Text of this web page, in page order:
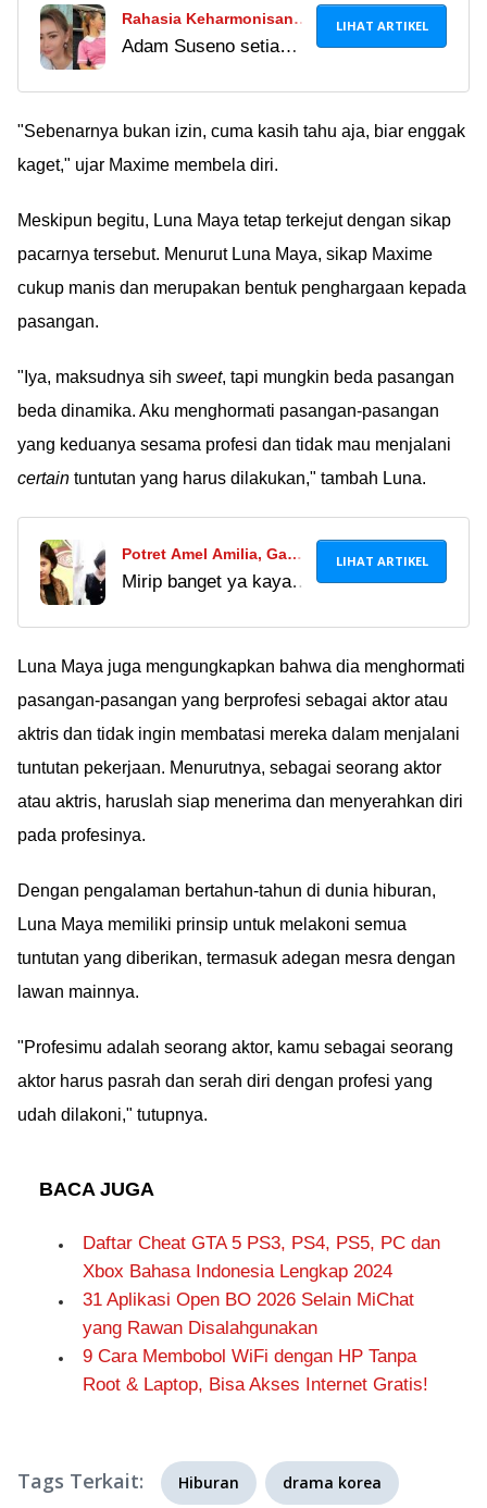
Rahasia Keharmonisan
Inul Daratista dan Adam
Adam Suseno setia
orangtuanya tidak
setuju. Bahkan dulu
uang ke Inul untuk beli
tanah! So sweet
LIHAT ARTIKEL
"Sebenarnya bukan izin, cuma kasih tahu aja, biar enggak
kaget," ujar Maxime membela diri.
Meskipun begitu, Luna Maya tetap terkejut dengan sikap
pacarnya tersebut. Menurut Luna Maya, sikap Maxime
cukup manis dan merupakan bentuk penghargaan kepada
pasangan.
"Iya, maksudnya sih sweet, tapi mungkin beda pasangan
beda dinamika. Aku menghormati pasangan-pasangan
yang keduanya sesama profesi dan tidak mau menjalani
certain tuntutan yang harus dilakukan," tambah Luna.
Potret Amel Amilia, Gadis
Cantik yang Banjir Job
Mirip banget ya kaya
dua!
LIHAT ARTIKEL
Luna Maya juga mengungkapkan bahwa dia menghormati
pasangan-pasangan yang berprofesi sebagai aktor atau
aktris dan tidak ingin membatasi mereka dalam menjalani
tuntutan pekerjaan. Menurutnya, sebagai seorang aktor
atau aktris, haruslah siap menerima dan menyerahkan diri
pada profesinya.
Dengan pengalaman bertahun-tahun di dunia hiburan,
Luna Maya memiliki prinsip untuk melakoni semua
tuntutan yang diberikan, termasuk adegan mesra dengan
lawan mainnya.
"Profesimu adalah seorang aktor, kamu sebagai seorang
aktor harus pasrah dan serah diri dengan profesi yang
udah dilakoni," tutupnya.
BACA JUGA
Daftar Cheat GTA 5 PS3, PS4, PS5, PC dan
Xbox Bahasa Indonesia Lengkap 2024
31 Aplikasi Open BO 2026 Selain MiChat
yang Rawan Disalahgunakan
9 Cara Membobol WiFi dengan HP Tanpa
Root & Laptop, Bisa Akses Internet Gratis!
Tags Terkait: Hiburan drama korea